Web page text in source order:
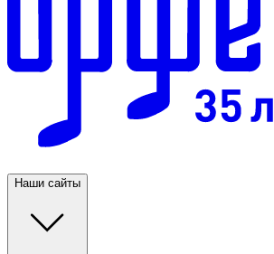
Наши сайты